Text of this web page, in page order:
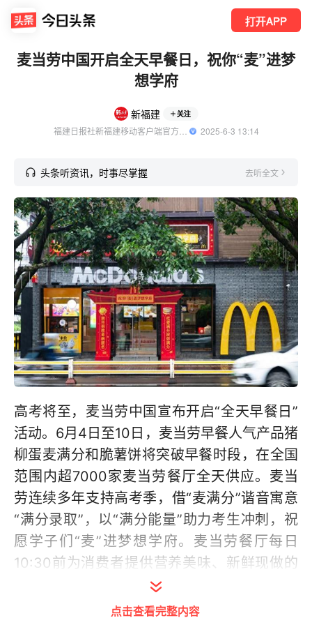
打开APP
麦当劳中国开启全天早餐日，祝你“麦”进梦
想学府
新福建 关注
  2025-6-3 13:14
头条听资讯，时事尽掌握 去听全文
高考将至，麦当劳中国宣布开启“全天早餐日”
活动。6月4日至10日，麦当劳早餐人气产品猪
柳蛋麦满分和脆薯饼将突破早餐时段，在全国
范围内超7000家麦当劳餐厅全天供应。麦当
劳连续多年支持高考季，借“麦满分”谐音寓意
“满分录取”，以“满分能量”助力考生冲刺，祝
愿学子们“麦”进梦想学府。麦当劳餐厅每日
10:30前为消费者提供营养美味、新鲜现做的
优质早餐。“麦满分”系列是麦当劳早餐时段独
有的当家产品，明星单品猪柳蛋麦满分采用全
点击查看完整内容